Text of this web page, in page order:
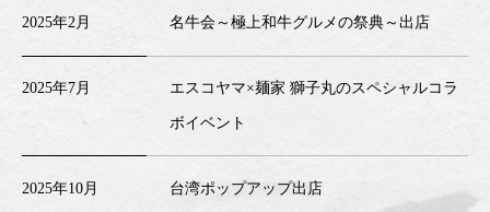
2025年2月 名牛会～極上和牛グルメの祭典～出店
2025年7月 エスコヤマ×麺家 獅子丸のスペシャルコラ
ボイベント
2025年10月 台湾ポップアップ出店